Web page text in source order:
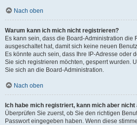
Nach oben
Warum kann ich mich nicht registrieren?
Es kann sein, dass die Board-Administration die
ausgeschaltet hat, damit sich keine neuen
Es könnte auch sein, dass Ihre IP-Adresse oder
Sie sich registrieren möchten, gesperrt wurden.
Sie sich an die Board-Administration.
Nach oben
Ich habe mich registriert, kann mich aber nicht
Überprüfen Sie zuerst, ob Sie den richtigen
Passwort eingegeben haben. Wenn diese